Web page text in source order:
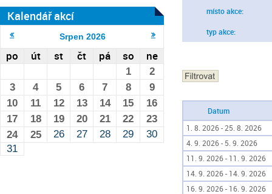
místo akce:
typ akce:
Datum
1. 8. 2026 - 25. 8. 2026
4. 9. 2026 - 5. 9. 2026
11. 9. 2026 - 11. 9. 2026
14. 9. 2026 - 14. 9. 2026
16. 9. 2026 - 16. 9. 2026
Kalendář akcí
Srpen 2026
po út st čt pá so ne
1
2
3
4 5 6 7 8
9
10
11 12 13 14 15
16
17
18 19 20 21 22
23
24
25 26 27 28 29
30
31